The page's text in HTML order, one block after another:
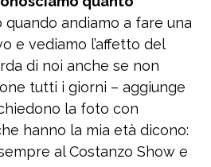
quando andiamo a fare una
e vediamo l’affetto del
di noi anche se non
tutti i giorni – aggiunge
la foto con
hanno la mia età dicono:
al Costanzo Show e